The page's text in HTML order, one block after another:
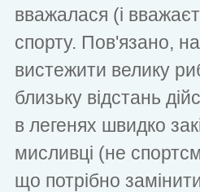
вважалася (і
спорту. Пов'язано,
вистежити велику
близьку відстань
в легенях швидко
мисливці (не
що потрібно